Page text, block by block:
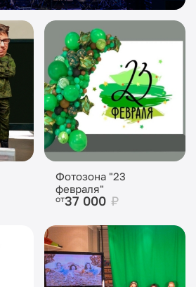
Фотозона "23
февраля"
от37 000 ₽